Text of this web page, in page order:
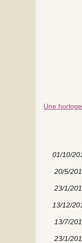
Une
01/10/
20/5/
23/1/
13/12/
13/7/
23/1/